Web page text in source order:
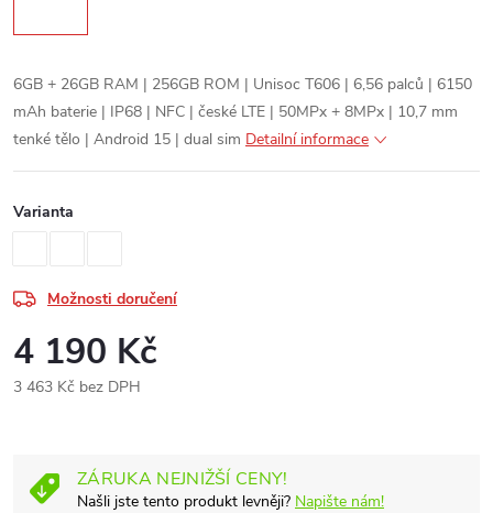
6GB + 26GB RAM | 256GB ROM | Unisoc T606 | 6,56 palců | 6150
mAh baterie | IP68 | NFC | české LTE | 50MPx + 8MPx | 10,7 mm
tenké tělo | Android 15 | dual sim Detailní informace
Varianta
Možnosti doručení
4 190 Kč
3 463 Kč bez DPH
ZÁRUKA NEJNIŽŠÍ CENY!
Našli jste tento produkt levněji? Napište nám!